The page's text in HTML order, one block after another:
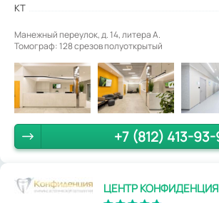
КТ
Манежный переулок, д. 14, литера А.
Томограф: 128 срезов полуоткрытый
+7 (812) 413-
ЦЕНТР КОНФИДЕНЦИЯ